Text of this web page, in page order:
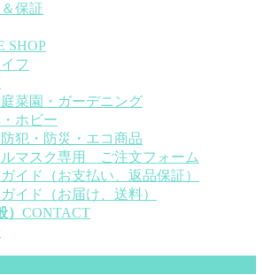
保証
SHOP
フ
菜園・ガーデニング
ホビー
犯・防災・エコ商品
マスク専用 ご注文フォーム
イド（お支払い、返品保証）
イド（お届け、送料）
CONTACT